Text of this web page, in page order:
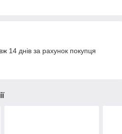
14 днів за рахунок покупця